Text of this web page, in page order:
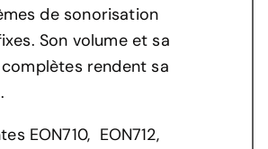
de sonorisation
Son volume et sa
rendent sa
EON710, EON712,